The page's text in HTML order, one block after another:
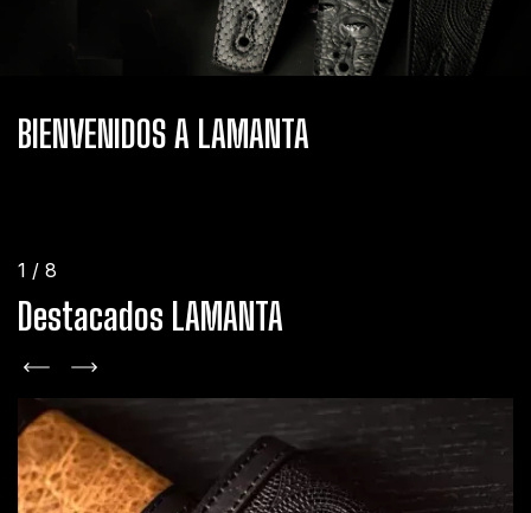
BIENVENIDOS A LAMANTA
1 / 8
Destacados LAMANTA